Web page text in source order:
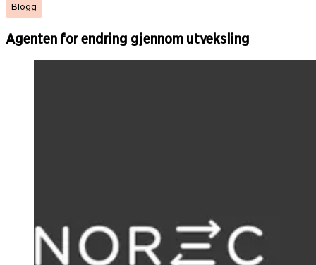
Blogg
Agenten for endring gjennom utveksling